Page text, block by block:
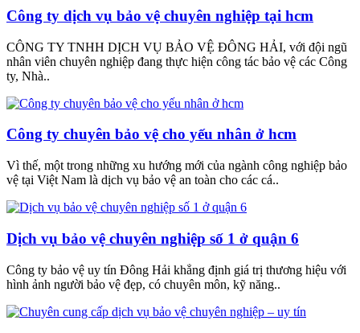
Công ty dịch vụ bảo vệ chuyên nghiệp tại hcm
CÔNG TY TNHH DỊCH VỤ BẢO VỆ ĐÔNG HẢI, với đội ngũ
nhân viên chuyên nghiệp đang thực hiện công tác bảo vệ các Công
ty, Nhà..
Công ty chuyên bảo vệ cho yếu nhân ở hcm
Vì thế, một trong những xu hướng mới của ngành công nghiệp bảo
vệ tại Việt Nam là dịch vụ bảo vệ an toàn cho các cá..
Dịch vụ bảo vệ chuyên nghiệp số 1 ở quận 6
Công ty bảo vệ uy tín Đông Hải khẳng định giá trị thương hiệu với
hình ảnh người bảo vệ đẹp, có chuyên môn, kỹ năng..